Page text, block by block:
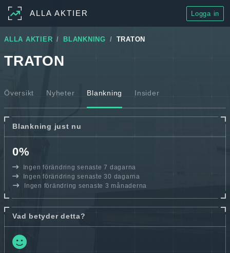
ALLA AKTIER Logga in
ALLA AKTIER BLANKNING TRATON
TRATON
Översikt Nyheter Blankning Insider
Blankning just nu
0%
Ingen förändring senaste 7 dagarna
Ingen förändring senaste 30 dagarna
Ingen förändring senaste 3 månaderna
Vad betyder detta?